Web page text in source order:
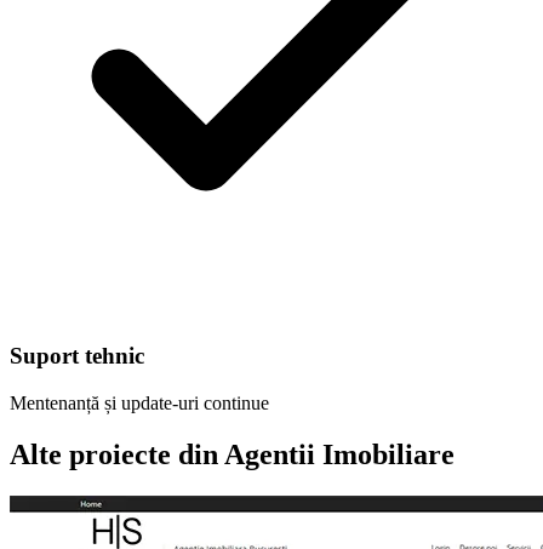
Suport tehnic
Mentenanță și update-uri continue
Alte proiecte din Agentii Imobiliare